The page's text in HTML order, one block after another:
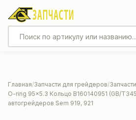
Главная Запчасти для грейдеров
O-ring 95×5.3 Кольцо B160140951 (GB/
автогрейдеров Sem 919, 921